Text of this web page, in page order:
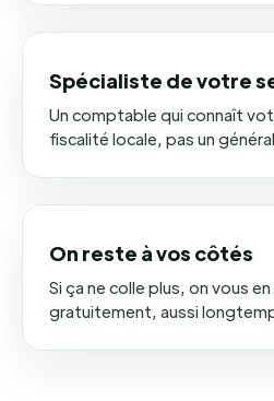
Spécialiste de votre
Un comptable qui connaît
fiscalité locale, pas un
On reste à vos côtés
Si ça ne colle plus, on vous
gratuitement, aussi